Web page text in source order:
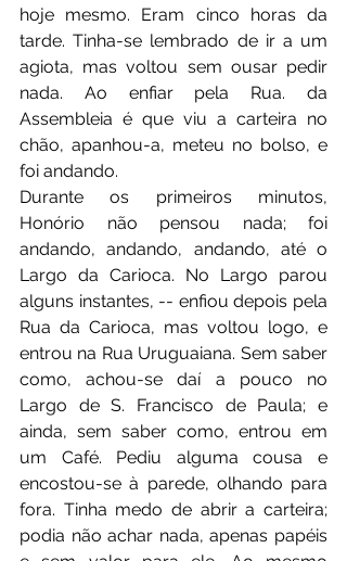
hoje mesmo. Eram cinco horas da
tarde. Tinha-se lembrado de ir a um
agiota, mas voltou sem ousar pedir
nada. Ao enfiar pela Rua. da
Assembleia é que viu a carteira no
chão, apanhou-a, meteu no bolso, e
foi andando.
Durante os primeiros minutos,
Honório não pensou nada; foi
andando, andando, andando, até o
Largo da Carioca. No Largo parou
alguns instantes, -- enfiou depois pela
Rua da Carioca, mas voltou logo, e
entrou na Rua Uruguaiana. Sem saber
como, achou-se daí a pouco no
Largo de S. Francisco de Paula; e
ainda, sem saber como, entrou em
um Café. Pediu alguma cousa e
encostou-se à parede, olhando para
fora. Tinha medo de abrir a carteira;
podia não achar nada, apenas papéis